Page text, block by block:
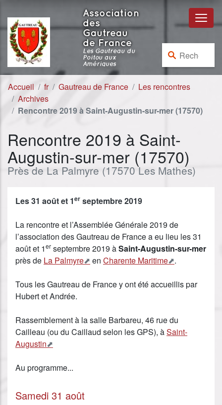
Association
des
Gautreau
de France
Les Gautreau du
Poitou aux
Amériques
Rechercher :
Accueil fr Gautreau de France
Les rencontres
Archives
Rencontre 2019 à Saint-Augustin-sur-mer (17570)
Rencontre 2019 à Saint-
Augustin-sur-mer (17570)
Près de La Palmyre (17570 Les Mathes)
Les 31 août et 1er septembre 2019
La rencontre et l’Assemblée Générale 2019 de
l’association des Gautreau de France a eu lieu les 31
août et 1er septembre 2019 àSaint-Augustin-sur-mer
près de La Palmyre en Charente Maritime .
Tous les Gautreau de France y ont été accueillis par
Hubert et Andrée.
Rassemblement à la salle Barbareu, 46 rue du
Cailleau (ou du Caillaud selon les GPS), àSaint-
Augustin
Au programme...
Samedi 31 août